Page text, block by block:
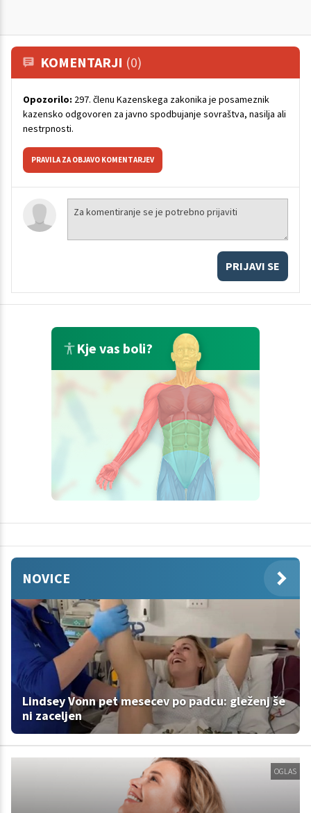
KOMENTARJI (0)
Opozorilo: 297. členu Kazenskega zakonika je posameznik
kazensko odgovoren za javno spodbujanje sovraštva, nasilja ali
nestrpnosti.
PRAVILA ZA OBJAVO KOMENTARJEV
PRIJAVI SE
Kje vas boli?
NOVICE
Lindsey Vonn pet mesecev po padcu: gleženj še
ni zaceljen
OGLAS